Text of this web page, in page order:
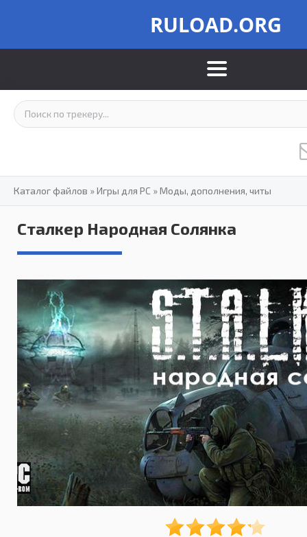
RULOAD.ORG
Каталог файлов »Игры для PC »Моды, дополнения, читы
Сталкер Народная Солянка